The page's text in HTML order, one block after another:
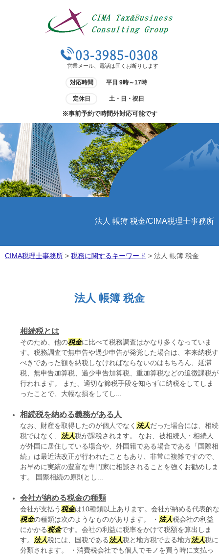
03-3985-0308
営業メール、電話は固くお断りします
対応時間 平日 9時～17時
定休日 土・日・祝日
※事前予約で時間外対応可能です
法人 帳簿 税金/CIMA税理士事務所
CIMA税理士事務所 > 税務に関するキーワード > 法人 帳簿 税金
法人 帳簿 税金
相続税とは
そのため、他の税金に比べて税務調査はかなり多くなっていま
す。税務調査で無申告や過少申告が発覚した場合は、本来納税す
べきであった額を納税しなければならないのはもちろん、延滞
税、無申告加算税、過少申告加算税、重加算税などの追徴課税が
行われます。 また、適切な節税手段を知らずに納税をしてしま
ったことで、大幅な損をしてし...
相続税を納める義務がある人
なお、財産を取得したのが個人でなく 法人だった場合には、相続
税ではなく、
法人税が課税されます。 なお、被相続人・相続人
が外国に居住している場合や、外国籍である場合である「国際相
続」は最近法改正が行われたこともあり、非常に複雑ですので、
お早めに実績の豊富な専門家に相談されることを強くお勧めしま
す。 国際相続の原則とし...
会社が納める税金の種類
会社が支払う税金は10種類以上あります。会社が納める代表的な
税金の種類は次のようなものがあります。 ・ 法人税会社の利益
にかかる税金です。会社の利益に税率をかけて税額を算出しま
す。
法人税には、国税である 法人税と地方税で去る地方法人税に
分類されます。 ・消費税会社でも個人でモノを買う時に支払っ